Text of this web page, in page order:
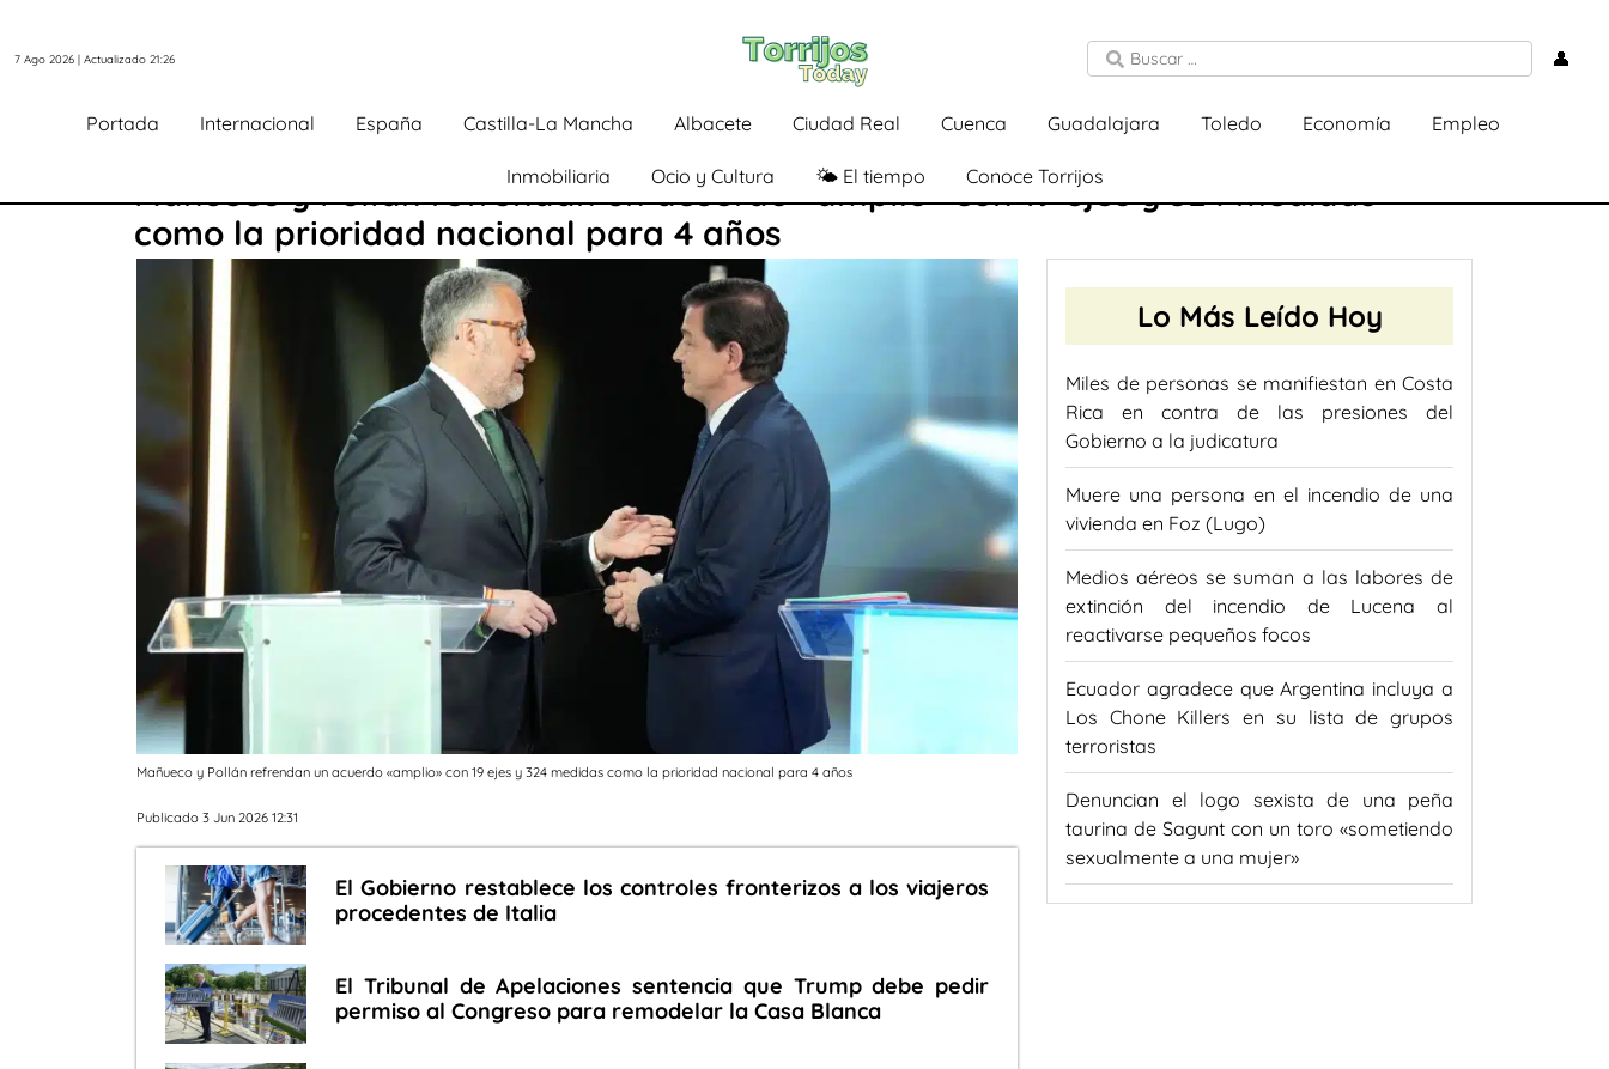
7 Ago 2026 | Actualizado 21:26 👤
Portada Internacional España Castilla-La Mancha Albacete Ciudad Real Cuenca Guadalajara Toledo Economía Empleo
Inmobiliaria Ocio y Cultura 🌤️ El tiempo Conoce Torrijos
Mañueco y Pollán refrendan un acuerdo «amplio» con 19 ejes y 324 medidas
como la prioridad nacional para 4 años
Mañueco y Pollán refrendan un acuerdo «amplio» con 19 ejes y 324 medidas como la prioridad nacional para 4 años
Publicado 3 Jun 2026 12:31
El Gobierno restablece los controles fronterizos a los viajeros
procedentes de Italia
El Tribunal de Apelaciones sentencia que Trump debe pedir
permiso al Congreso para remodelar la Casa Blanca
Lo Más Leído Hoy
Miles de personas se manifiestan en Costa
Rica en contra de las presiones del
Gobierno a la judicatura
Muere una persona en el incendio de una
vivienda en Foz (Lugo)
Medios aéreos se suman a las labores de
extinción del incendio de Lucena al
reactivarse pequeños focos
Ecuador agradece que Argentina incluya a
Los Chone Killers en su lista de grupos
terroristas
Denuncian el logo sexista de una peña
taurina de Sagunt con un toro «sometiendo
sexualmente a una mujer»